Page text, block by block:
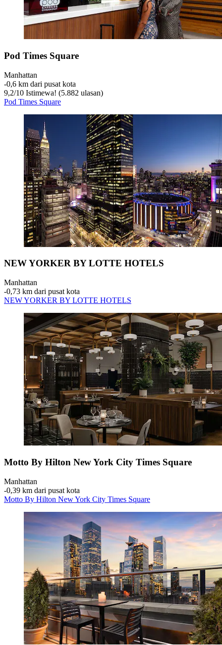
Pod Times Square
Manhattan
‐0,6 km dari pusat kota
9,2/10 Istimewa! (5.882 ulasan)
Pod Times Square
NEW YORKER BY LOTTE HOTELS
Manhattan
‐0,73 km dari pusat kota
NEW YORKER BY LOTTE HOTELS
Motto By Hilton New York City Times Square
Manhattan
‐0,39 km dari pusat kota
Motto By Hilton New York City Times Square